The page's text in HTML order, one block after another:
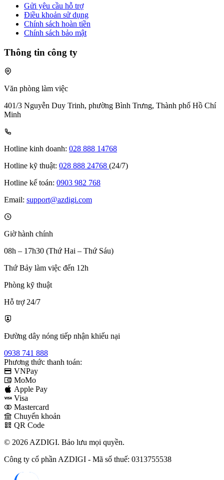
Gửi yêu cầu hỗ trợ
Điều khoản sử dụng
Chính sách hoàn tiền
Chính sách bảo mật
Thông tin công ty
Văn phòng làm việc
401/3 Nguyễn Duy Trinh, phường Bình Trưng, Thành phố Hồ Chí
Minh
Hotline kinh doanh: 028 888 14768
Hotline kỹ thuật: 028 888 24768 (24/7)
Hotline kế toán: 0903 982 768
Email: support@azdigi.com
Giờ hành chính
08h – 17h30 (Thứ Hai – Thứ Sáu)
Thứ Bảy làm việc đến 12h
Phòng kỹ thuật
Hỗ trợ 24/7
Đường dây nóng tiếp nhận khiếu nại
0938 741 888
Phương thức thanh toán:
VNPay
MoMo
Apple Pay
Visa
Mastercard
Chuyển khoản
QR Code
© 2026 AZDIGI. Bảo lưu mọi quyền.
Công ty cổ phần AZDIGI - Mã số thuế: 0313755538